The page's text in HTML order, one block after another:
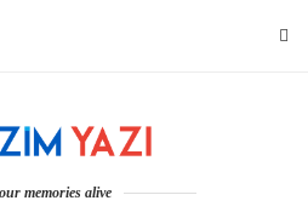
memories alive